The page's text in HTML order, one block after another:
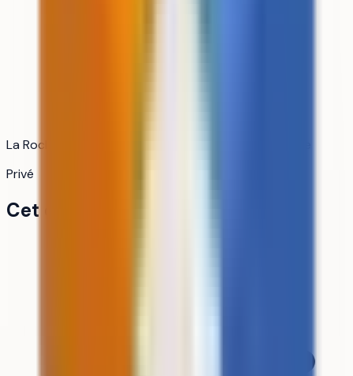
La Rochelle (Charente-Maritime) · Nouvelle-Aquitaine
Privé
Cet établissement en bref